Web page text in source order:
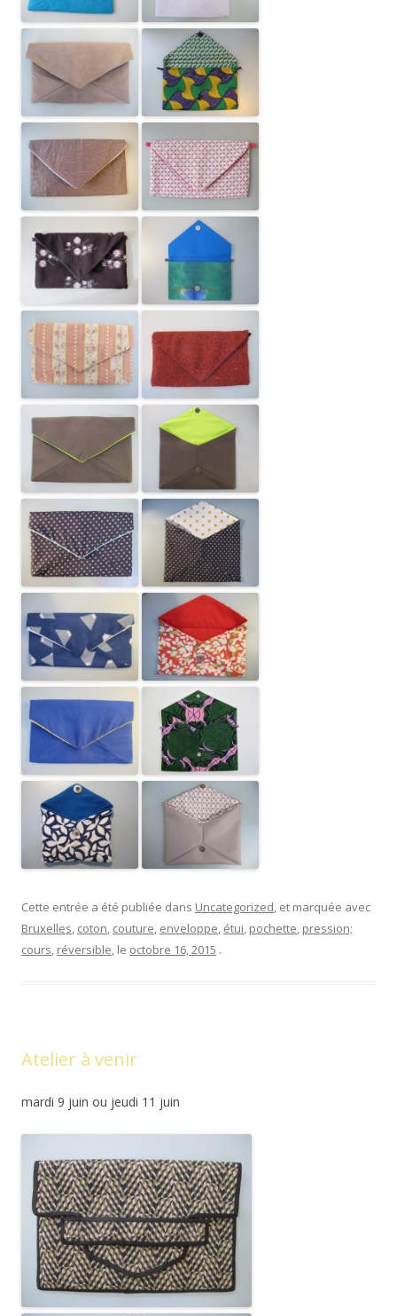
Cette entrée a été publiée dans Uncategorized, et marquée avec
Bruxelles, coton, couture, enveloppe, étui, pochette, pression;
cours, réversible, le octobre 16, 2015 .
Atelier à venir
mardi 9 juin ou jeudi 11 juin